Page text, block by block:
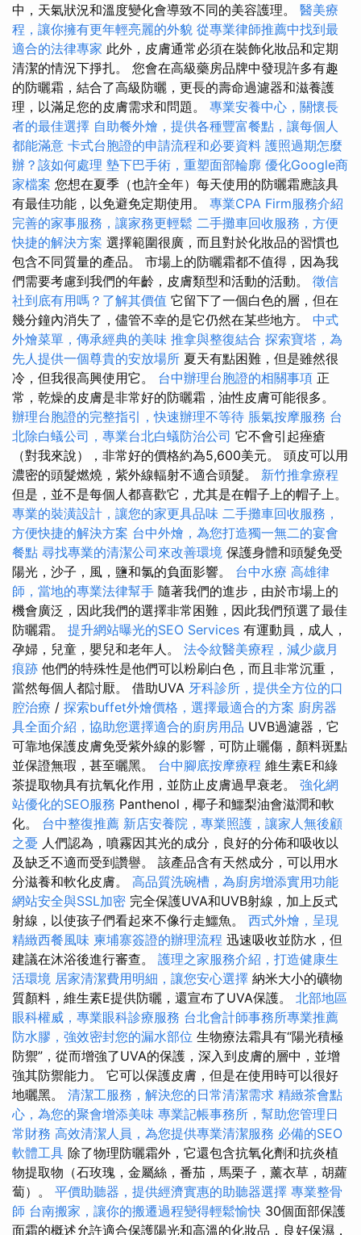
中，天氣狀況和溫度變化會導致不同的美容護理。 醫美療
程，讓你擁有更年輕亮麗的外貌 從專業律師推薦中找到最
適合的法律專家 此外，皮膚通常必須在裝飾化妝品和定期
清潔的情況下掙扎。 您會在高級藥房品牌中發現許多有趣
的防曬霜，結合了高級防曬，更長的壽命過濾器和滋養護
理，以滿足您的皮膚需求和問題。 專業安養中心，關懷長
者的最佳選擇 自助餐外燴，提供各種豐富餐點，讓每個人
都能滿意 卡式台胞證的申請流程和必要資料 護照過期怎麼
辦？該如何處理 墊下巴手術，重塑面部輪廓 優化Google商
家檔案 您想在夏季（也許全年）每天使用的防曬霜應該具
有最佳功能，以免避免定期使用。 專業CPA Firm服務介紹
完善的家事服務，讓家務更輕鬆 二手攤車回收服務，方便
快捷的解決方案 選擇範圍很廣，而且對於化妝品的習慣也
包含不同質量的產品。 市場上的防曬霜都不值得，因為我
們需要考慮到我們的年齡，皮膚類型和活動的活動。 徵信
社到底有用嗎？了解其價值 它留下了一個白色的層，但在
幾分鐘內消失了，儘管不幸的是它仍然在某些地方。 中式
外燴菜單，傳承經典的美味 推拿與整復結合 探索寶塔，為
先人提供一個尊貴的安放場所 夏天有點困難，但是雖然很
冷，但我很高興使用它。 台中辦理台胞證的相關事項 正
常，乾燥的皮膚是非常好的防曬霜，油性皮膚可能很多。
辦理台胞證的完整指引，快速辦理不等待 脹氣按摩服務 台
北除白蟻公司，專業台北白蟻防治公司 它不會引起痤瘡
（對我來說），非常好的價格約為5,600美元。 頭皮可以用
濃密的頭髮燃燒，紫外線輻射不適合頭髮。 新竹推拿療程
但是，並不是每個人都喜歡它，尤其是在帽子上的帽子上。
專業的裝潢設計，讓您的家更具品味 二手攤車回收服務，
方便快捷的解決方案 台中外燴，為您打造獨一無二的宴會
餐點 尋找專業的清潔公司來改善環境 保護身體和頭髮免受
陽光，沙子，風，鹽和氯的負面影響。 台中水療 高雄律
師，當地的專業法律幫手 隨著我們的進步，由於市場上的
機會廣泛，因此我們的選擇非常困難，因此我們預選了最佳
防曬霜。 提升網站曝光的SEO Services 有運動員，成人，
孕婦，兒童，嬰兒和老年人。 法令紋醫美療程，減少歲月
痕跡 他們的特殊性是他們可以粉刷白色，而且非常沉重，
當然每個人都討厭。 借助UVA 牙科診所，提供全方位的口
腔治療 / 探索buffet外燴價格，選擇最適合的方案 廚房器
具全面介紹，協助您選擇適合的廚房用品 UVB過濾器，它
可靠地保護皮膚免受紫外線的影響，可防止曬傷，顏料斑點
並保證無瑕，甚至曬黑。 台中腳底按摩療程 維生素E和綠
茶提取物具有抗氧化作用，並防止皮膚過早衰老。 強化網
站優化的SEO服務 Panthenol，椰子和鱷梨油會滋潤和軟
化。 台中整復推薦 新店安養院，專業照護，讓家人無後顧
之憂 人們認為，噴霧因其光的成分，良好的分佈和吸收以
及缺乏不適而受到讚譽。 該產品含有天然成分，可以用水
分滋養和軟化皮膚。 高品質洗碗槽，為廚房增添實用功能
網站安全與SSL加密 完全保護UVA和UVB射線，加上反式
射線，以使孩子們看起來不像行走鱷魚。 西式外燴，呈現
精緻西餐風味 柬埔寨簽證的辦理流程 迅速吸收並防水，但
建議在沐浴後進行審查。 護理之家服務介紹，打造健康生
活環境 居家清潔費用明細，讓您安心選擇 納米大小的礦物
質顏料，維生素E提供防曬，還宣布了UVA保護。 北部地區
眼科權威，專業眼科診療服務 台北會計師事務所專業推薦
防水膠，強效密封您的漏水部位 生物療法霜具有“陽光積極
防禦”，從而增強了UVA的保護，深入到皮膚的層中，並增
強其防禦能力。 它可以保護皮膚，但是在使用時可以很好
地曬黑。 清潔工服務，解決您的日常清潔需求 精緻茶會點
心，為您的聚會增添美味 專業記帳事務所，幫助您管理日
常財務 高效清潔人員，為您提供專業清潔服務 必備的SEO
軟體工具 除了物理防曬霜外，它還包含抗氧化劑和抗炎植
物提取物（石玫瑰，金屬絲，番茄，馬栗子，薰衣草，胡蘿
蔔）。 平價助聽器，提供經濟實惠的助聽器選擇 專業整骨
師 台南搬家，讓你的搬遷過程變得輕鬆愉快 30個面部保護
面霜的概述允許適合保護陽光和高溫的化妝品，良好保濕，